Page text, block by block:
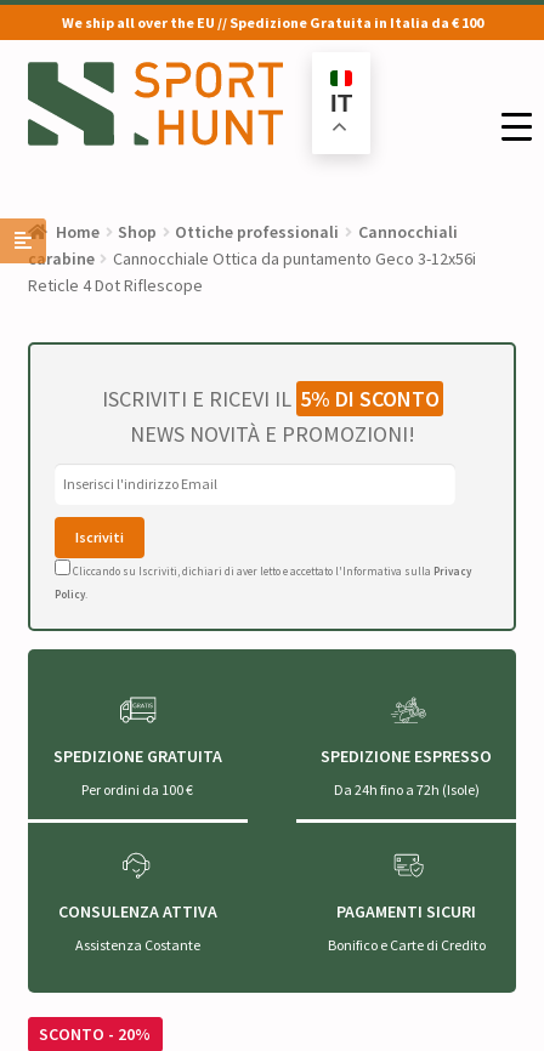
We ship all over the EU // Spedizione Gratuita in Italia da € 100
Vai
alla
navigazione
Vai
al
contenuto
IT
Home Shop Ottiche professionali
Cannocchiali
carabine
Cannocchiale Ottica da puntamento Geco 3-12x56i
Reticle 4 Dot Riflescope
ISCRIVITI E RICEVI IL 5% DI SCONTO
NEWS NOVITÀ E PROMOZIONI!
Cliccando su Iscriviti, dichiari di aver letto e accettato l'Informativa sulla Privacy
Policy.
SPEDIZIONE GRATUITA
Per ordini da 100 €
SPEDIZIONE ESPRESSO
Da 24h fino a 72h (Isole)
CONSULENZA ATTIVA
Assistenza Costante
PAGAMENTI SICURI
Bonifico e Carte di Credito
SCONTO - 20%